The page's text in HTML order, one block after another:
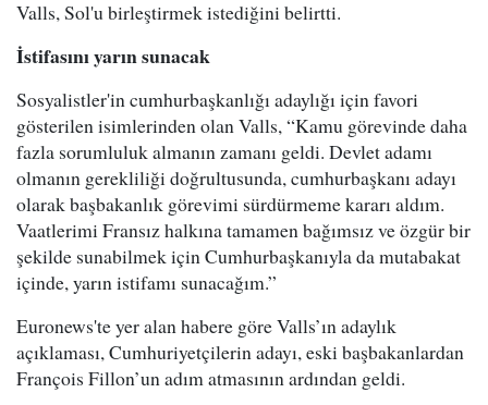
Valls, Sol'u birleştirmek istediğini belirtti.
İstifasını yarın sunacak
Sosyalistler'in cumhurbaşkanlığı adaylığı için favori
gösterilen isimlerinden olan Valls, “Kamu görevinde daha
fazla sorumluluk almanın zamanı geldi. Devlet adamı
olmanın gerekliliği doğrultusunda, cumhurbaşkanı adayı
olarak başbakanlık görevimi sürdürmeme kararı aldım.
Vaatlerimi Fransız halkına tamamen bağımsız ve özgür bir
şekilde sunabilmek için Cumhurbaşkanıyla da mutabakat
içinde, yarın istifamı sunacağım.”
Euronews'te yer alan habere göre Valls’ın adaylık
açıklaması, Cumhuriyetçilerin adayı, eski başbakanlardan
François Fillon’un adım atmasının ardından geldi.